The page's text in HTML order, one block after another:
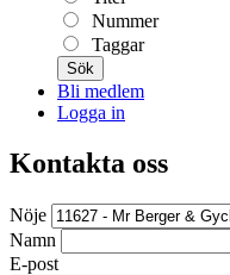
Nummer
Taggar
Sök
Bli medlem
Logga in
Kontakta oss
Nöje
Namn
E-post